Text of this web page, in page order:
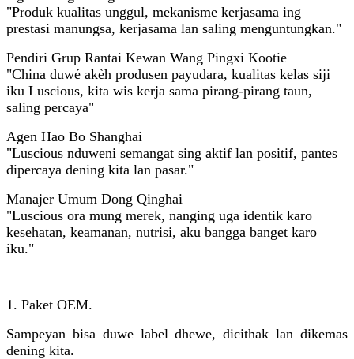
"Produk kualitas unggul, mekanisme kerjasama ing
prestasi manungsa, kerjasama lan saling menguntungkan."
Pendiri Grup Rantai Kewan Wang Pingxi Kootie
"China duwé akèh produsen payudara, kualitas kelas siji
iku Luscious, kita wis kerja sama pirang-pirang taun,
saling percaya"
Agen Hao Bo Shanghai
"Luscious nduweni semangat sing aktif lan positif, pantes
dipercaya dening kita lan pasar."
Manajer Umum Dong Qinghai
"Luscious ora mung merek, nanging uga identik karo
kesehatan, keamanan, nutrisi, aku bangga banget karo
iku."
1. Paket OEM.
Sampeyan bisa duwe label dhewe, dicithak lan dikemas
dening kita.